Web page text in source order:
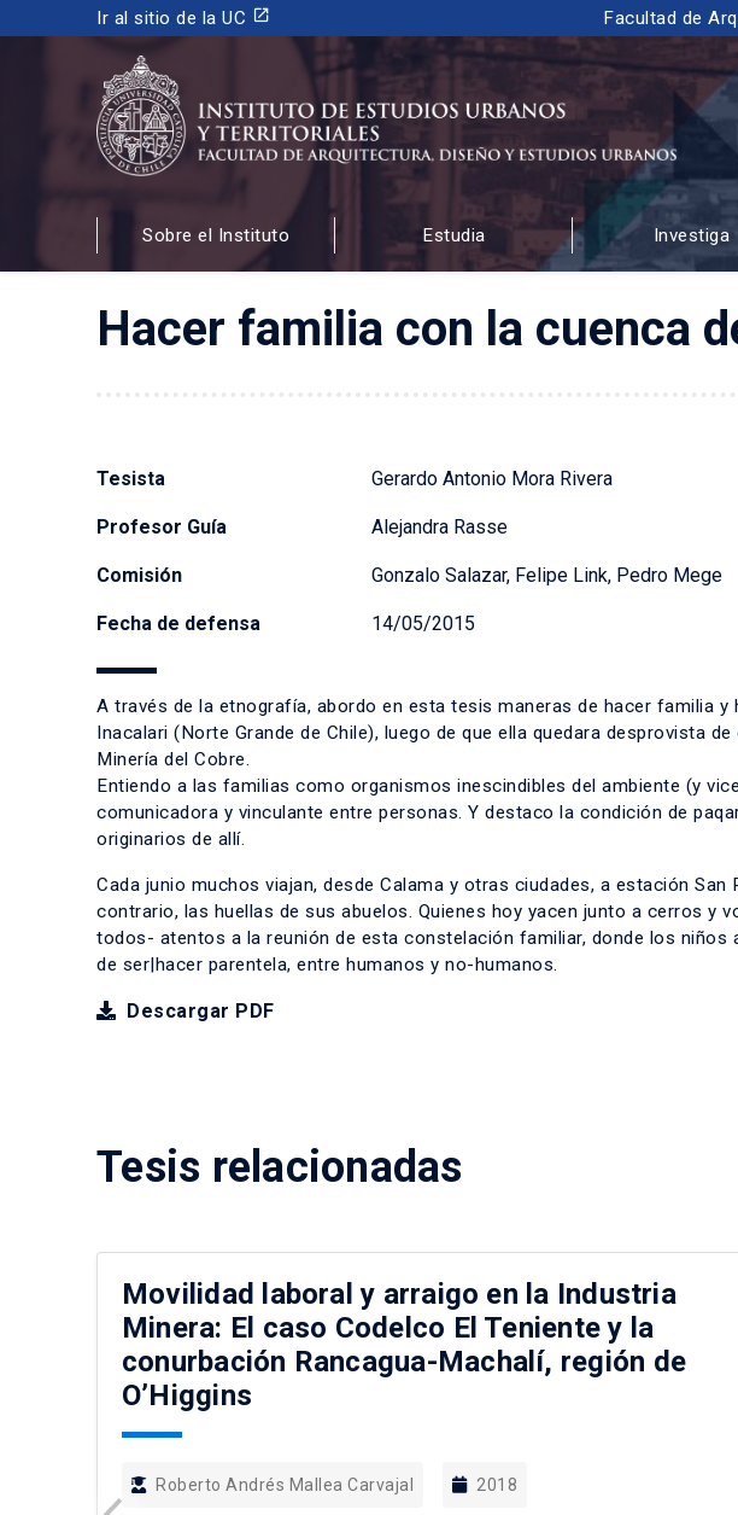
Ir al sitio de la UC launch Facultad de
INSTITUTO DE ESTUDIOS URBANOS
Y TERRITORIALES
FACULTAD DE ARQUITECTURA, DISEÑO Y ESTUDIOS URBANOS
Sobre el Instituto Estudia Investiga
Hacer familia con la cuenca
Tesista Gerardo Antonio Mora Rivera
Profesor Guía Alejandra Rasse
Comisión Gonzalo Salazar, Felipe Link, Pedro Mege
Fecha de defensa 14/05/2015
A través de la etnografía, abordo en esta tesis maneras de hacer familia y
Inacalari (Norte Grande de Chile), luego de que ella quedara desprovista
Minería del Cobre.
Entiendo a las familias como organismos inescindibles del ambiente (y
comunicadora y vinculante entre personas. Y destaco la condición de
originarios de allí.
Cada junio muchos viajan, desde Calama y otras ciudades, a estación San
contrario, las huellas de sus abuelos. Quienes hoy yacen junto a cerros y
todos- atentos a la reunión de esta constelación familiar, donde los niños
de ser|hacer parentela, entre humanos y no-humanos.
Descargar PDF
Tesis relacionadas
Movilidad laboral y arraigo en la Industria
Minera: El caso Codelco El Teniente y la
conurbación Rancagua-Machalí, región de
O’Higgins
Roberto Andrés Mallea Carvajal 2018